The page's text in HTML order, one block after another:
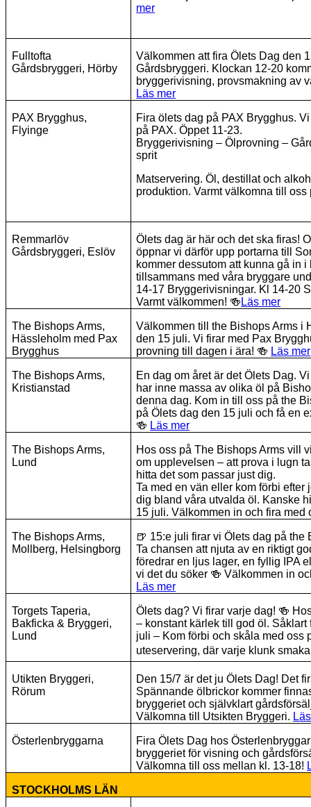
mer
Fulltofta
Gårdsbryggeri, Hörby
Välkommen att fira Ölets Dag den
Gårdsbryggeri. Klockan 12-20
bryggerivisning, provsmakning av
Läs mer
PAX Brygghus,
Flyinge
Fira ölets dag på PAX Brygghus.
på PAX. Öppet 11-23.
Bryggerivisning – Ölprovning –
sprit
Matservering. Öl, destillat och
produktion. Varmt välkomna till
Remmarlöv
Gårdsbryggeri, Eslöv
Ölets dag är här och det ska firas!
öppnar vi därför upp portarna till
kommer dessutom att kunna gå in
tillsammans med våra bryggare
14-17 Bryggerivisningar. Kl 14-20
Varmt välkommen! 🍻 Läs mer
The Bishops Arms,
Hässleholm med Pax
Brygghus
Välkommen till the Bishops Arms i
den 15 juli. Vi firar med Pax
provning till dagen i ära! 🍻 Läs mer
The Bishops Arms,
Kristianstad
En dag om året är det Ölets Dag.
har inne massa av olika öl på
denna dag. Kom in till oss på the
på Ölets dag den 15 juli och få en
🍻 Läs mer
The Bishops Arms,
Lund
Hos oss på The Bishops Arms vill
om upplevelsen – att prova i lugn
hitta det som passar just dig.
Ta med en vän eller kom förbi efter
dig bland våra utvalda öl. Kanske
15 juli. Välkommen in och fira med
The Bishops Arms,
Mollberg, Helsingborg
🍺 15:e juli firar vi Ölets dag på the
Ta chansen att njuta av en riktigt
föredrar en ljus lager, en fyllig IPA
vi det du söker 🍻 Välkommen in
Läs mer
Torgets Taperia,
Bakficka & Bryggeri,
Lund
Ölets dag? Vi firar varje dag! 🍻
– konstant kärlek till god öl.
juli – Kom förbi och skåla med oss
uteservering, där varje klunk
Utikten Bryggeri,
Rörum
Den 15/7 är det ju Ölets Dag! Det
Spännande ölbrickor kommer
bryggeriet och självklart
Välkomna till Utsikten Bryggeri.
Österlenbryggarna
Fira Ölets Dag hos
bryggeriet för visning och
Välkomna till oss mellan kl. 13-18!
STOCKHOLMS LÄN